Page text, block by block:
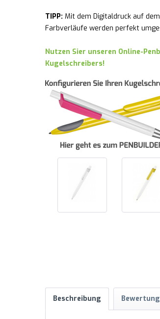
TIPP: Mit dem Digitaldruck auf
Farbverläufe werden perfekt
Nutzen Sier unseren Online-
Kugelschreibers!
Beschreibung